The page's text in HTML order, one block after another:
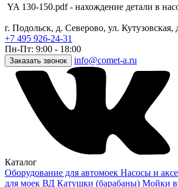
YA 130-150.pdf - нахождение детали в
г. Подольск, д. Северово, ул. Кутузовская,
+7 495 926-24-31
Пн-Пт: 9:00 - 18:00
Заказать звонок info@comet-a.ru
Каталог
Оборудование для автомоек Насосы и
для моек ВД Катушки (барабаны) Мойки